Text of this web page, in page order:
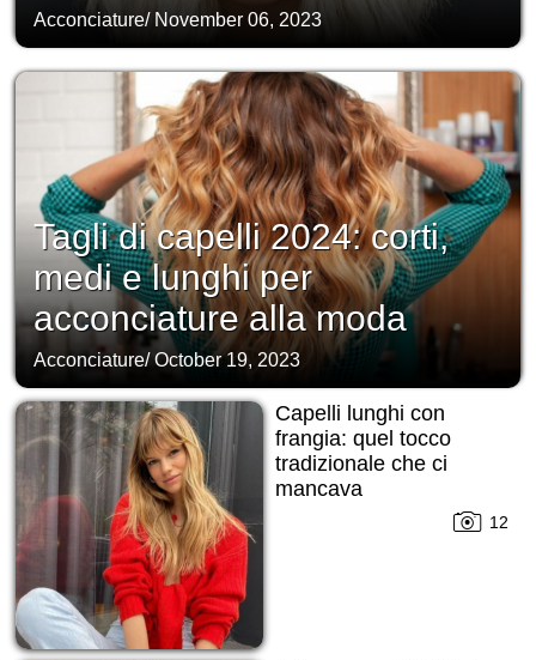
Acconciature/ November 06, 2023
Tagli di capelli 2024: corti,
medi e lunghi per
acconciature alla moda
Acconciature/October 19, 2023
Capelli lunghi con
frangia: quel tocco
tradizionale che ci
mancava
12